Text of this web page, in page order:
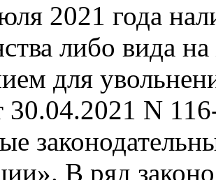
2021 года
либо вида
для
30.04.2021 N
В ряд